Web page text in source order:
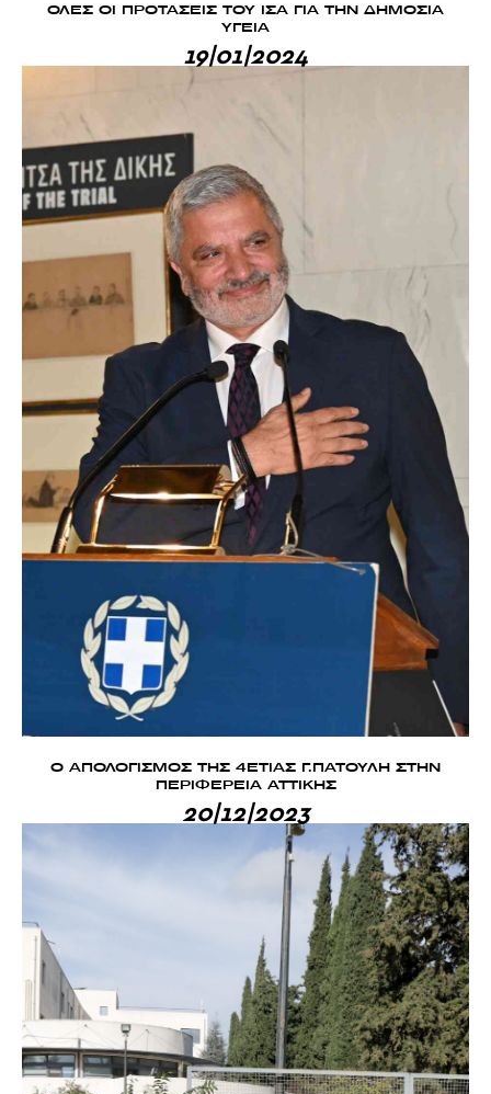
ΟΛΕΣ ΟΙ ΠΡΟΤΑΣΕΙΣ ΤΟΥ ΙΣΑ ΓΙΑ ΤΗΝ ΔΗΜΟΣΙΑ
ΥΓΕΙΑ
19|01|2024
Ο ΑΠΟΛΟΓΙΣΜΟΣ ΤΗΣ 4ΕΤΙΑΣ Γ.ΠΑΤΟΥΛΗ ΣΤΗΝ
ΠΕΡΙΦΕΡΕΙΑ ΑΤΤΙΚΗΣ
20|12|2023